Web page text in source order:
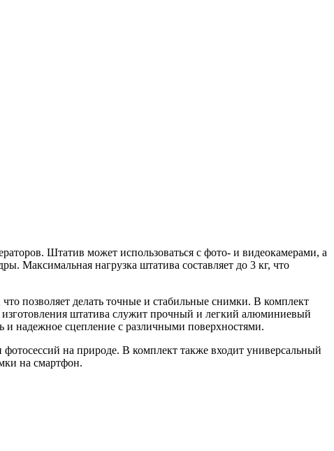
Штатив может использоваться с фото- и видеокамерами, а
Максимальная нагрузка штатива составляет до 3 кг, что
позволяет делать точные и стабильные снимки. В комплект
изготовления штатива служит прочный и легкий алюминиевый
и надежное сцепление с различными поверхностями.
на природе. В комплект также входит универсальный
на смартфон.